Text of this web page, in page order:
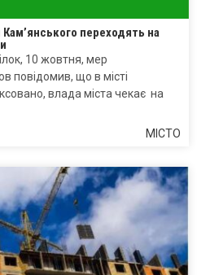
переходять на
10 жовтня, мер
повідомив, що в місті
влада міста чекає на
МІСТО